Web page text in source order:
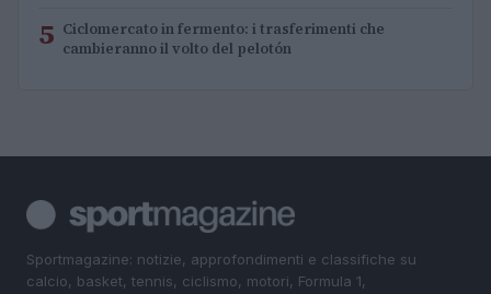
5 Ciclomercato in fermento: i trasferimenti che
cambieranno il volto del pelotón
Sportmagazine: notizie, approfondimenti e classifiche su
calcio, basket, tennis, ciclismo, motori, Formula 1,